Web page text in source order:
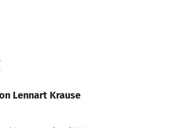
Lennart Krause